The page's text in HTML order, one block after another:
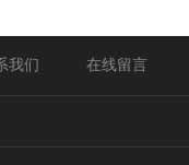
我们 在线留言